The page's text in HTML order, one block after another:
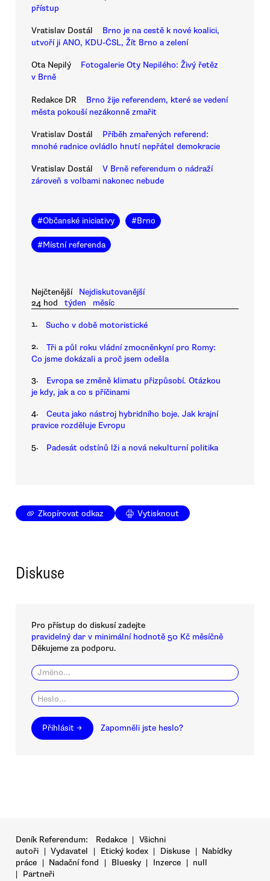
přístup
Vratislav Dostál
Brno je na cestě k nové koalici,
utvoří ji ANO, KDU-ČSL, Žít Brno a zelení
Ota Nepilý
Fotogalerie Oty Nepilého: Živý řetěz
v Brně
Redakce DR
Brno žije referendem, které se vedení
města pokouší nezákonně zmařit
Vratislav Dostál
Příběh zmařených referend:
mnohé radnice ovládlo hnutí nepřátel demokracie
Vratislav Dostál
V Brně referendum o nádraží
zároveň s volbami nakonec nebude
#Občanské iniciativy #Brno
#Místní referenda
Nejčtenější
Nejdiskutovanější
24 hod
týden měsíc
1. Sucho v době motoristické
2.
Tři a půl roku vládní zmocněnkyní pro Romy:
Co jsme dokázali a proč jsem odešla
3.
Evropa se změně klimatu přizpůsobí. Otázkou
je kdy, jak a co s příčinami
4.
Ceuta jako nástroj hybridního boje. Jak krajní
pravice rozděluje Evropu
5. Padesát odstínů lži a nová nekulturní politika
Zkopírovat odkaz Vytisknout
Diskuse
Pro přístup do diskusí zadejte
pravidelný dar v minimální hodnotě 50 Kč měsíčně
Děkujeme za podporu.
Přihlásit → Zapomněli jste heslo?
Deník Referendum: Redakce | Všichni
autoři | Vydavatel | Etický kodex | Diskuse | Nabídky
práce | Nadační fond | Bluesky | Inzerce | null
|
Partneři